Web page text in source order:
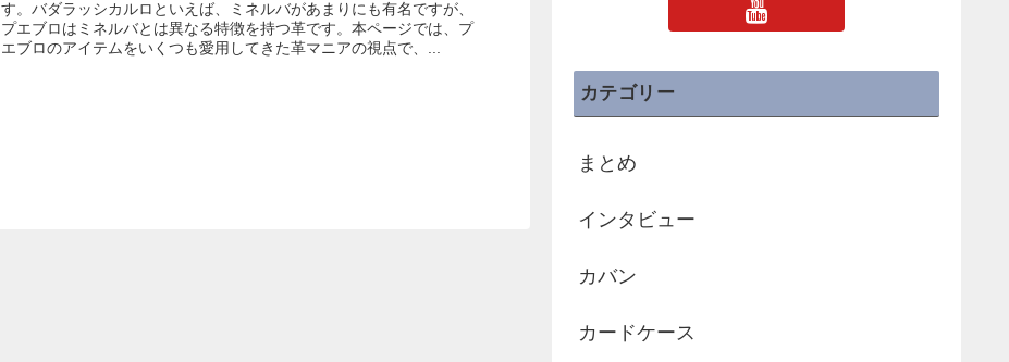
す。バダラッシカルロといえば、ミネルバがあまりにも有名ですが、
プエブロはミネルバとは異なる特徴を持つ革です。本ページでは、プ
エブロのアイテムをいくつも愛用してきた革マニアの視点で、...
カテゴリー
まとめ
インタビュー
カバン
カードケース